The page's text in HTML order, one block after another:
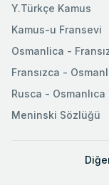
Y.Türkçe Kamus
Kamus-u Fransevi
Osmanlica -
Fransızca -
Rusca - Osmanlıca
Meninski Sözlüğü